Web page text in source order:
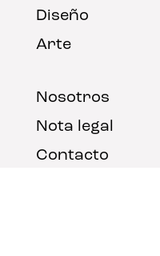
Diseño
Arte
Nosotros
Nota legal
Contacto